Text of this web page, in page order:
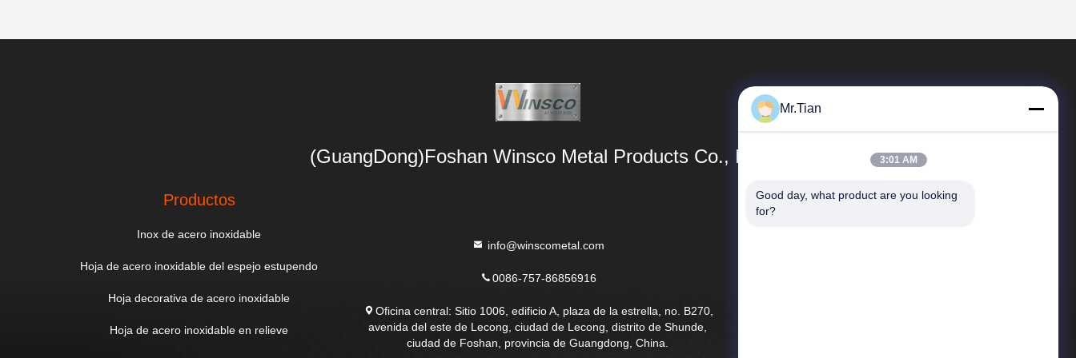
(GuangDong)Foshan Winsco Metal Products Co., Ltd.
Productos
Inox de acero inoxidable
Hoja de acero inoxidable del espejo estupendo
Hoja decorativa de acero inoxidable
Hoja de acero inoxidable en relieve
info@winscometal.com
0086-757-86856916
Oficina central: Sitio 1006, edificio A, plaza de la estrella, no. B270,
avenida del este de Lecong, ciudad de Lecong, distrito de Shunde,
ciudad de Foshan, provincia de Guangdong, China.
Vínculos Rápidos
Mr.Tian
3:01 AM
Good day, what product are you looking
for?